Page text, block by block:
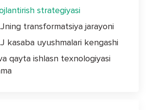
strategiyasi
transformatsiya jarayoni
kasaba uyushmalari kengashi
qayta ishlasn texnologiyasi